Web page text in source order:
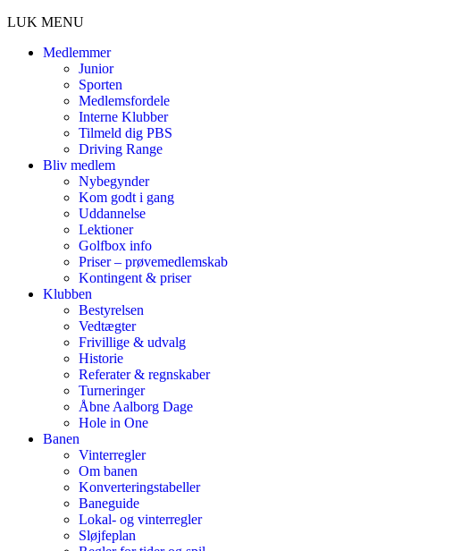
LUK MENU
Medlemmer
Junior
Sporten
Medlemsfordele
Interne Klubber
Tilmeld dig PBS
Driving Range
Bliv medlem
Nybegynder
Kom godt i gang
Uddannelse
Lektioner
Golfbox info
Priser – prøvemedlemskab
Kontingent & priser
Klubben
Bestyrelsen
Vedtægter
Frivillige & udvalg
Historie
Referater & regnskaber
Turneringer
Åbne Aalborg Dage
Hole in One
Banen
Vinterregler
Om banen
Konverteringstabeller
Baneguide
Lokal- og vinterregler
Sløjfeplan